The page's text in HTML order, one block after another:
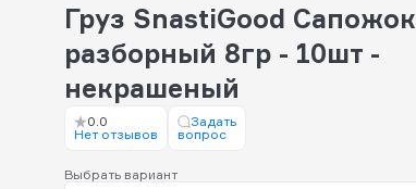
Груз SnastiGood Сапожок
разборный 8гр - 10шт -
некрашеный
0.0
Нет отзывов
Задать
вопрос
Выбрать вариант